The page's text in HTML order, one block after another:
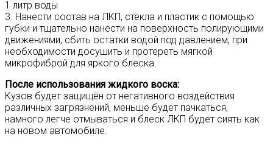
1 литр воды
3. Нанести состав на ЛКП, стёкла и пластик с помощью
губки и тщательно нанести на поверхность полирующими
движениями, сбить остатки водой под давлением, при
необходимости досушить и протереть мягкой
микрофиброй для яркого блеска.
После использования жидкого воска:
Кузов будет защищён от негативного воздействия
различных загрязнений, меньше будет пачкаться,
намного легче отмываться и блеск ЛКП будет сиять как
на новом автомобиле.